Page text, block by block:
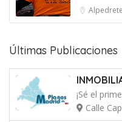
Alpedrete
Últimas Publicaciones
¡Sé el
Calle